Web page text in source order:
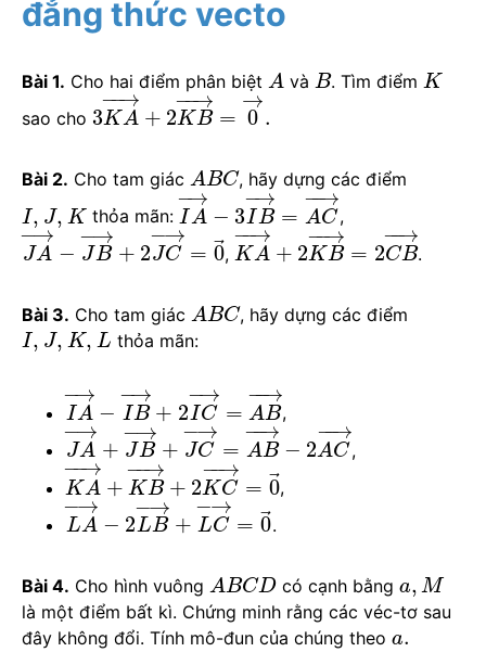
đẳng thức vecto
Bài 1. Cho hai điểm phân biệt A và B. Tìm điểm K
sao cho 3KA
−→
−
+ 2KB
−→
−
= 0
→
.
Bài 2. Cho tam giác ABC, hãy dựng các điểm
I, J, Kthỏa mãn: IA
−→
− 3IB
−→
= AC
−→
−
,
JA
−→
− JB
−→
+ 2JC
−→
= 0,KA
−→
−
+ 2KB
−→
−
= 2CB
−→
−
.
Bài 3. Cho tam giác ABC, hãy dựng các điểm
I, J, K, L thỏa mãn:
IA
−→
− IB
−→
+ 2IC
−→
= AB
−→
−
,
JA
−→
+ JB
−→
+ JC
−→
= AB
−→
−
− 2AC
−→
−
,
KA
−→
−
+ KB
−→
−
+ 2K C
−→
−
= 0⃗,
LA
−→
− 2LB
−→
+ LC
−→
= 0.
Bài 4. Cho hình vuông ABCDcó cạnh bằng a, M
là một điểm bất kì. Chứng minh rằng các véc-tơ sau
đây không đổi. Tính mô-đun của chúng theo a.